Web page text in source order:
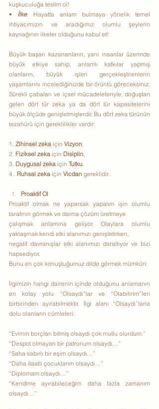
kuşkuculuğa teslim ol!
• İlke: Hayatta anlam bulmaya yönelik temel
ihtiyacımızın ve aradığımız olumlu şeylerin
kaynağının ilkeler olduğunu kabul et!
Büyük başarı kazananların, yani insanlar üzerinde
büyük etkiye sahip, anlamlı katkılar yapmış
olanların, büyük işleri gerçekleştirenlerin
yaşamlarını incelediğinizde bir örüntü göreceksiniz.
Sürekli çabaları ve içsel mücadeleleriyle, doğuştan
gelen dört tür zeka ya da dört tür kapasitelerini
büyük ölçüde genişletmişlerdir. Bu dört zeka türünün
tezahürü için gereklilikler vardır:
1. Zihinsel zeka için Vizyon,
2. Fiziksel zeka için Disiplin,
3. Duygusal zeka için Tutku,
4. Ruhsal zeka için Vicdan gereklidir.
Proaktif Ol
Proaktif olmak ne yaparsak yapalım işin olumlu
tarafının görmek ve daima çözüm üretmeye
çalışmak anlamına geliyor. Olaylara olumlu
yaklaşmak kendi etki alanımızı genişletirken,
negatif davranışlar etki alanımızı daraltıyor ve bizi
hapsediyor.
Bunu en çok konuştuğumuz dilde görmek mümkün:
İlgimizin hangi dairenin içinde olduğunu anlamanın
en kolay yolu “Olsaydı”lar ve “Olabilirim”leri
birbirinden ayırabilmektir. İlgi alanı “Olsaydı”larla
dolu olanların cümleleri:
“Evimin borçları bitmiş olsaydı çok mutlu olurdum.”
“Despot olmayan bir patronum olsaydı…”
“Saha sabırlı bir eşim olsaydı…”
“Daha itaatli çocuklarım olsaydı…”
“Diplomam olsaydı…”
“Kendime ayırabileceğim daha fazla zamanım
olsaydı…”